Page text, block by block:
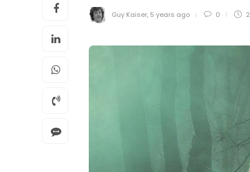
Guy Kaiser, 5 years ago 0